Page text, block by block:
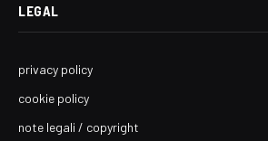
LEGAL
privacy policy
cookie policy
note legali / copyright